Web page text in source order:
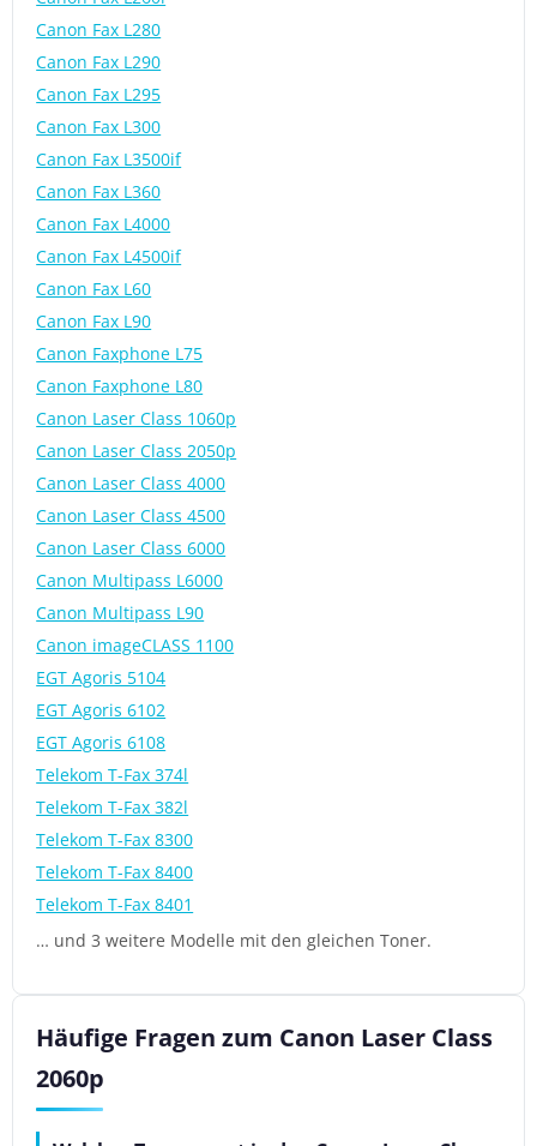
Canon Fax L280
Canon Fax L290
Canon Fax L295
Canon Fax L300
Canon Fax L3500if
Canon Fax L360
Canon Fax L4000
Canon Fax L4500if
Canon Fax L60
Canon Fax L90
Canon Faxphone L75
Canon Faxphone L80
Canon Laser Class 1060p
Canon Laser Class 2050p
Canon Laser Class 4000
Canon Laser Class 4500
Canon Laser Class 6000
Canon Multipass L6000
Canon Multipass L90
Canon imageCLASS 1100
EGT Agoris 5104
EGT Agoris 6102
EGT Agoris 6108
Telekom T-Fax 374l
Telekom T-Fax 382l
Telekom T-Fax 8300
Telekom T-Fax 8400
Telekom T-Fax 8401
… und 3 weitere Modelle mit den gleichen Toner.
Häufige Fragen zum Canon Laser Class
2060p